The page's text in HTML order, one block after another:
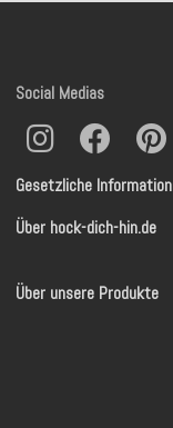
Gesetzliche
Über hock-dich-hin.de
Über unsere Produkte
Social Medias